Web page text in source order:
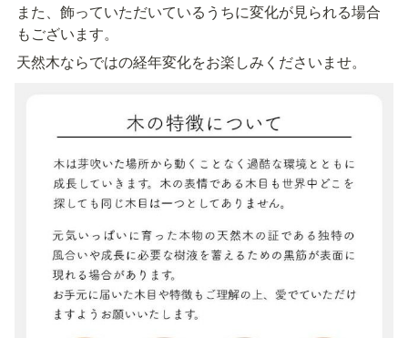
また、飾っていただいているうちに変化が見られる場合
もございます。
天然木ならではの経年変化をお楽しみくださいませ。